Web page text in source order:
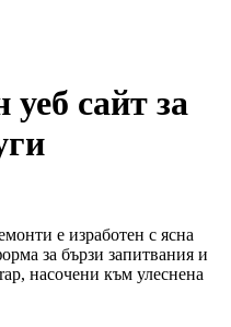
сайт за
е изработен с ясна
за бързи запитвания и
насочени към улеснена